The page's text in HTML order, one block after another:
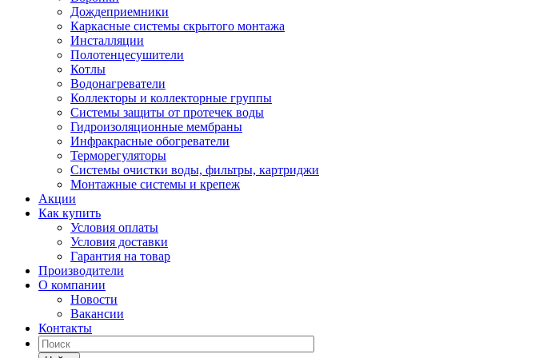
Дождеприемники
Каркасные системы скрытого монтажа
Инсталляции
Полотенцесушители
Котлы
Водонагреватели
Коллекторы и коллекторные группы
Системы защиты от протечек воды
Гидроизоляционные мембраны
Инфракрасные обогреватели
Терморегуляторы
Системы очистки воды, фильтры, картриджи
Монтажные системы и крепеж
Акции
Как купить
Условия оплаты
Условия доставки
Гарантия на товар
Производители
О компании
Новости
Вакансии
Контакты